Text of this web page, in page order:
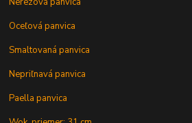
Oceľová panvica
Smaltovaná panvica
Nepriľnavá panvica
Paella panvica